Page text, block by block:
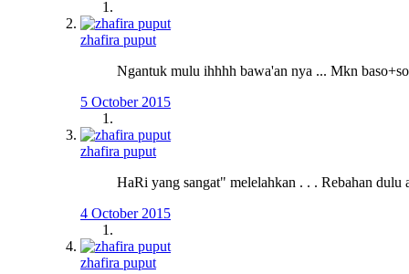
zhafira puput
Ngantuk mulu ihhhh bawa'an nya ... Mkn
5 October 2015
zhafira puput
HaRi yang sangat" melelahkan . . . Rebahan
4 October 2015
zhafira puput